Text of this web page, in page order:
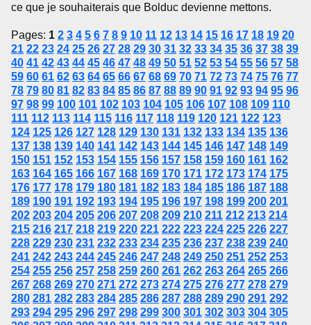
ce que je souhaiterais que Bolduc devienne mettons.
Pages: 1 2 3 4 5 6 7 8 9 10 11 12 13 14 15 16 17 18 19 20
21 22 23 24 25 26 27 28 29 30 31 32 33 34 35 36 37 38 39
40 41 42 43 44 45 46 47 48 49 50 51 52 53 54 55 56 57 58
59 60 61 62 63 64 65 66 67 68 69 70 71 72 73 74 75 76 77
78 79 80 81 82 83 84 85 86 87 88 89 90 91 92 93 94 95 96
97 98 99 100 101 102 103 104 105 106 107 108 109 110
111 112 113 114 115 116 117 118 119 120 121 122 123
124 125 126 127 128 129 130 131 132 133 134 135 136
137 138 139 140 141 142 143 144 145 146 147 148 149
150 151 152 153 154 155 156 157 158 159 160 161 162
163 164 165 166 167 168 169 170 171 172 173 174 175
176 177 178 179 180 181 182 183 184 185 186 187 188
189 190 191 192 193 194 195 196 197 198 199 200 201
202 203 204 205 206 207 208 209 210 211 212 213 214
215 216 217 218 219 220 221 222 223 224 225 226 227
228 229 230 231 232 233 234 235 236 237 238 239 240
241 242 243 244 245 246 247 248 249 250 251 252 253
254 255 256 257 258 259 260 261 262 263 264 265 266
267 268 269 270 271 272 273 274 275 276 277 278 279
280 281 282 283 284 285 286 287 288 289 290 291 292
293 294 295 296 297 298 299 300 301 302 303 304 305